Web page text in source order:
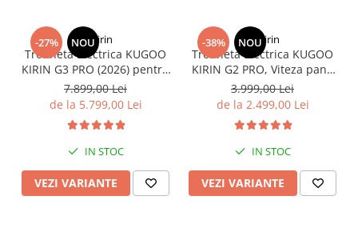
-27% NOU
KuKirin
Trotineta Electrica KUGOO
KIRIN G3 PRO (2026) pentru
Teren Accidentat (Off-Road
Electric Scooter) - Motor
de 80km, Viteză Până la
65km/h, Baterie 52V 23.2Ah
7.899,00 Lei
de la 5.799,00 Lei
IN STOC
VEZI VARIANTE
-38% NOU
KuKirin
Trotineta Electrica KUGOO
KIRIN G2 PRO, Viteza pana
la 45km/h, Autonomie
55Km, Motor 600W, 48V
3.999,00 Lei
de la 2.499,00 Lei
IN STOC
VEZI VARIANTE